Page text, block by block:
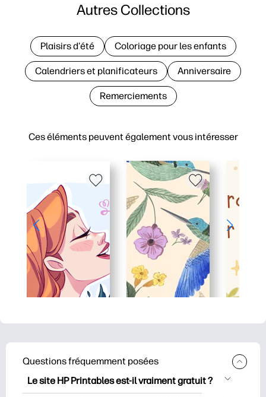
Ces éléments peuvent également vous intéresser
Autres Collections
Plaisirs d'été Coloriage pour les enfants
Calendriers et planificateurs Anniversaire
Remerciements
Questions fréquemment posées
Le site HP Printables est-il vraiment gratuit ?